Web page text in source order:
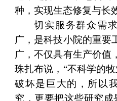
种，实现生态修复与长
切实服务群众需
广，是科技小院的重要
广，不仅具有生产价值
珠扎布说，“不科学的
破坏是巨大的，所以
究，更要把这些研究